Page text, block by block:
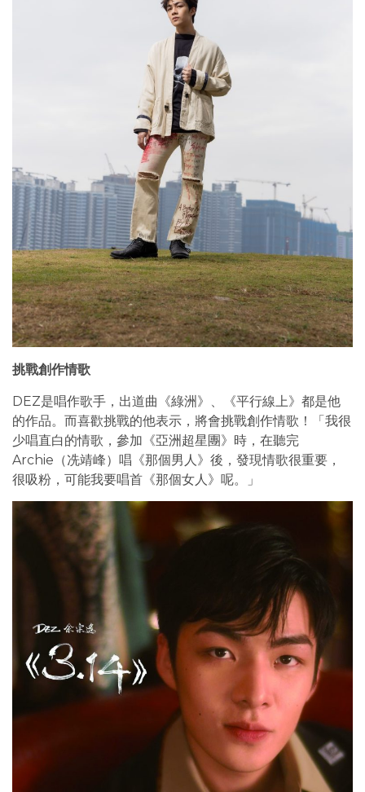
挑戰創作情歌
DEZ是唱作歌手，出道曲《綠洲》、《平行線上》都是他
的作品。而喜歡挑戰的他表示，將會挑戰創作情歌！「我很
少唱直白的情歌，參加《亞洲超星團》時，在聽完
Archie（冼靖峰）唱《那個男人》後，發現情歌很重要，
很吸粉，可能我要唱首《那個女人》呢。」